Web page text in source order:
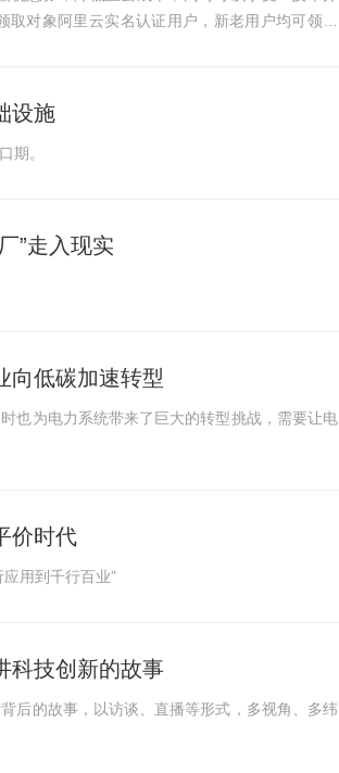
对象阿里云实名认证用户，新老用户均可领取
设施
期。
”走入现实
向低碳加速转型
也为电力系统带来了巨大的转型挑战，需要让电
价时代
用到千行百业”
科技创新的故事
后的故事，以访谈、直播等形式，多视角、多纬